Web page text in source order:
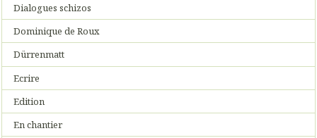
Dialogues schizos
Dominique de Roux
Dürrenmatt
Ecrire
Edition
En chantier